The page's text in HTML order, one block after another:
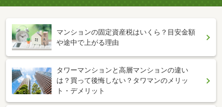
マンションの固定資産税はいくら？目安金額
や途中で上がる理由
タワーマンションと高層マンションの違い
は？買って後悔しない？タワマンのメリッ
ト・デメリット